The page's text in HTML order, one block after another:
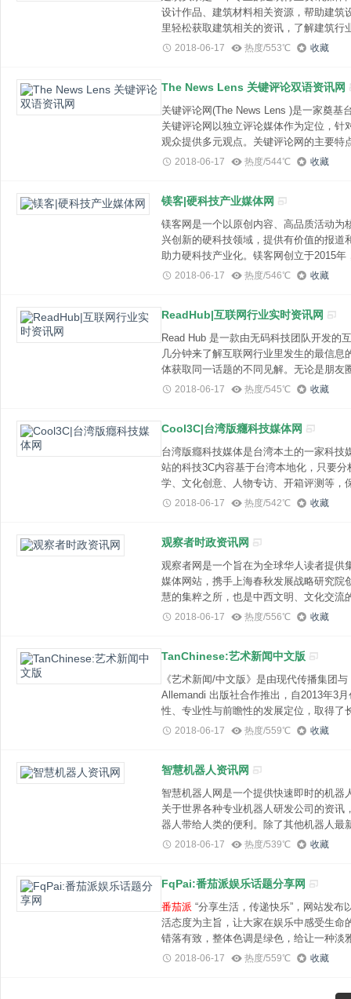
设计作品、建筑材料相关资源，帮助建筑
里轻松获取建筑相关的资讯，了解建筑
2018-06-17 热度/553℃ 收藏
The News Lens 关键评论双语资讯网
关键评论网(The News Lens )是一家奠基台湾的中英文双语网络媒体，成立于2013年，
关键评论网以独立评论媒体作为定位，
观众提供多元观点。关键评论网的主要
"(Curation)概念。共同创办人杨士范表示
2018-06-17 热度/544℃ 收藏
镁客|硬科技产业媒体网
镁客网是一个以原创内容、高品质活动为
兴创新的硬科技领域，提供有价值的报
助力硬科技产业化。镁客网创立于2015
领域的大小公司和大小人物，跟随行业
大开的黑科技，只有想不到，没有做不到
2018-06-17 热度/546℃ 收藏
ReadHub|互联网行业实时资讯网
Read Hub 是一款由无码科技团队开发的互联网行业最新消息聚合网站，可以帮助用户花
几分钟来了解互联网行业里发生的最信
体获取同一话题的不同见解。无论是朋友
不能满足我的需求。为什么?朋友圈以及
文章。粗略统计了一下，T
2018-06-17 热度/545℃ 收藏
Cool3C|台湾版癮科技媒体网
台湾版癮科技媒体是台湾本土的一家科
站的科技3C内容基于台湾本地化，只要
学、文化创意、人物专访、开箱评测等，
台湾瘾科技成立于2005年5月，前身engadget中文版从
2018-06-17 热度/542℃ 收藏
观察者时政资讯网
观察者网是一个旨在为全球华人读者提供
媒体网站，携手上海春秋发展战略研究院
慧的集粹之所，也是中西文明、文化交流
news and comments aggregator)，观察者网24小时滚动更新，每日为读者提供独家热点
2018-06-17 热度/556℃ 收藏
TanChinese:艺术新闻中文版
《艺术新闻/中文版》是由现代传播集团
Allemandi 出版社合作推出，自2013年3月创刊以来在中国艺术领域的爆发期，以其国际
性、专业性与前瞻性的发展定位，取得了
和广泛地受到艺术界专业人士、收藏家
2018-06-17 热度/559℃ 收藏
智慧机器人资讯网
智慧机器人网是一个提供快速即时的机
关于世界各种专业机器人研发公司的资
器人带给人类的便利。除了其他机器人最
器人的各种分类，如工业机器人、居家
2018-06-17 热度/539℃ 收藏
FqPai:番茄派娱乐话题分享网
番茄派 “分享生活，传递快乐”，网站发
活态度为主旨，让大家在娱乐中感受生命的穿透力和鲜活
错落有致，整体色调是绿色，给让一种淡
番茄派一个综合娱乐平台，一个非商业
2018-06-17 热度/559℃ 收藏